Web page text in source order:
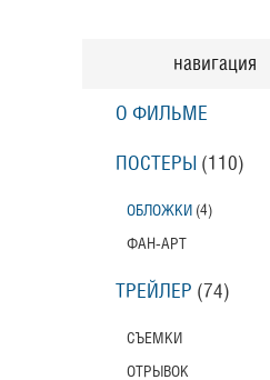
навигация
О ФИЛЬМЕ
ПОСТЕРЫ (110)
ОБЛОЖКИ (4)
ФАН-АРТ
ТРЕЙЛЕР (74)
СЪЕМКИ
ОТРЫВОК